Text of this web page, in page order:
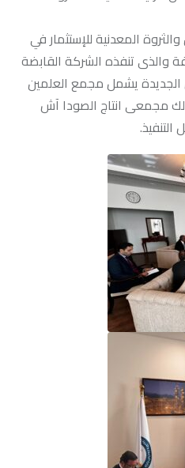
المعدنية للإستثمار في
والذى تنفذه الشركة القابضة
الجديدة يشمل مجمع العلمين
مجمعى انتاج الصودا آش